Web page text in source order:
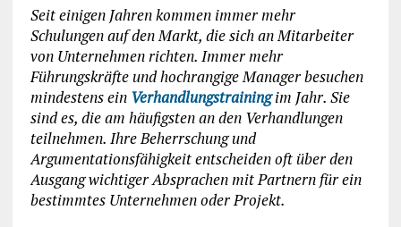
Seit einigen Jahren kommen immer mehr
Schulungen auf den Markt, die sich an Mitarbeiter
von Unternehmen richten. Immer mehr
Führungskräfte und hochrangige Manager besuchen
mindestens ein Verhandlungstrainingim Jahr. Sie
sind es, die am häufigsten an den Verhandlungen
teilnehmen. Ihre Beherrschung und
Argumentationsfähigkeit entscheiden oft über den
Ausgang wichtiger Absprachen mit Partnern für ein
bestimmtes Unternehmen oder Projekt.